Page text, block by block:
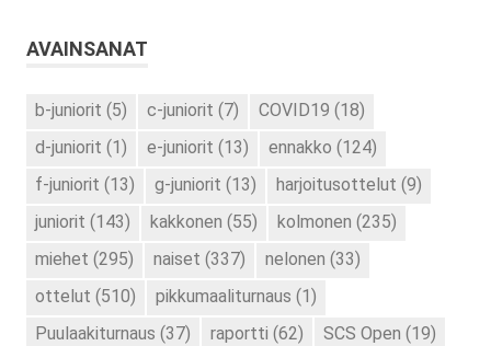
AVAINSANAT
b-juniorit (5) c-juniorit (7) COVID19 (18)
d-juniorit (1) e-juniorit (13) ennakko (124)
f-juniorit (13) g-juniorit (13) harjoitusottelut (9)
juniorit (143) kakkonen (55) kolmonen (235)
miehet (295) naiset (337) nelonen (33)
ottelut (510) pikkumaaliturnaus (1)
Puulaakiturnaus (37) raportti (62) SCS Open (19)